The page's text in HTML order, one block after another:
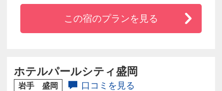
北東北の拠点としてビジネス・観光などに最適
トする「シルキーポケット」を導入。
全客室Wi-Fiを導入し、快適なインターネット環
この宿のプランを見る
ホテルパールシティ盛岡
岩手 盛岡 口コミを見る